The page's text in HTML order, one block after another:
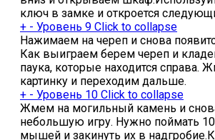
ключ в замке и откроется
+ - Уровень 9 Click to collapse
Нажимаем на череп и снова
Как выиграем берем череп и
паука, которые находится справа.
картинку и переходим дальше.
+ - Уровень 10 Click to collapse
Жмем на могильный камень и
небольшую игру. Нужно поймать 10
мышей и закинуть их в